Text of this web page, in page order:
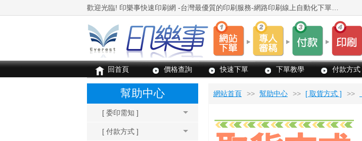
回首頁 價格查詢 快速下單 下單教學 付款方式
幫助中心
[ 委印需知 ]
[ 付款方式 ]
網站首頁 >> 幫助中心 >> [ 取貨方式 ] >>
取
貨